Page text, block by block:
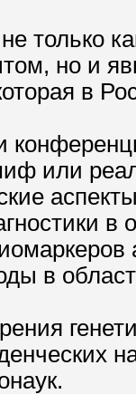
только
но и
в
или
в